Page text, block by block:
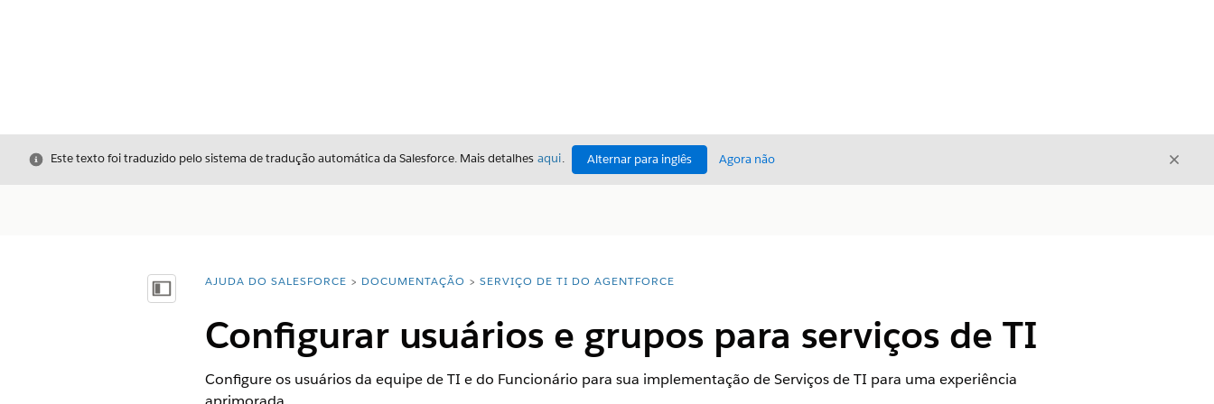
Fechar
Este texto foi traduzido pelo sistema de tradução automática da Salesforce. Mais detalhes aqui. Alternar para inglês Agora não Fechar
Mostrar índiceVocê está aqui:
AJUDA DO SALESFORCE DOCUMENTAÇÃO SERVIÇO DE TI DO AGENTFORCE
Configurar usuários e grupos para serviços de TI
Configure os usuários da equipe de TI e do Funcionário para sua implementação de Serviços de TI para uma experiência